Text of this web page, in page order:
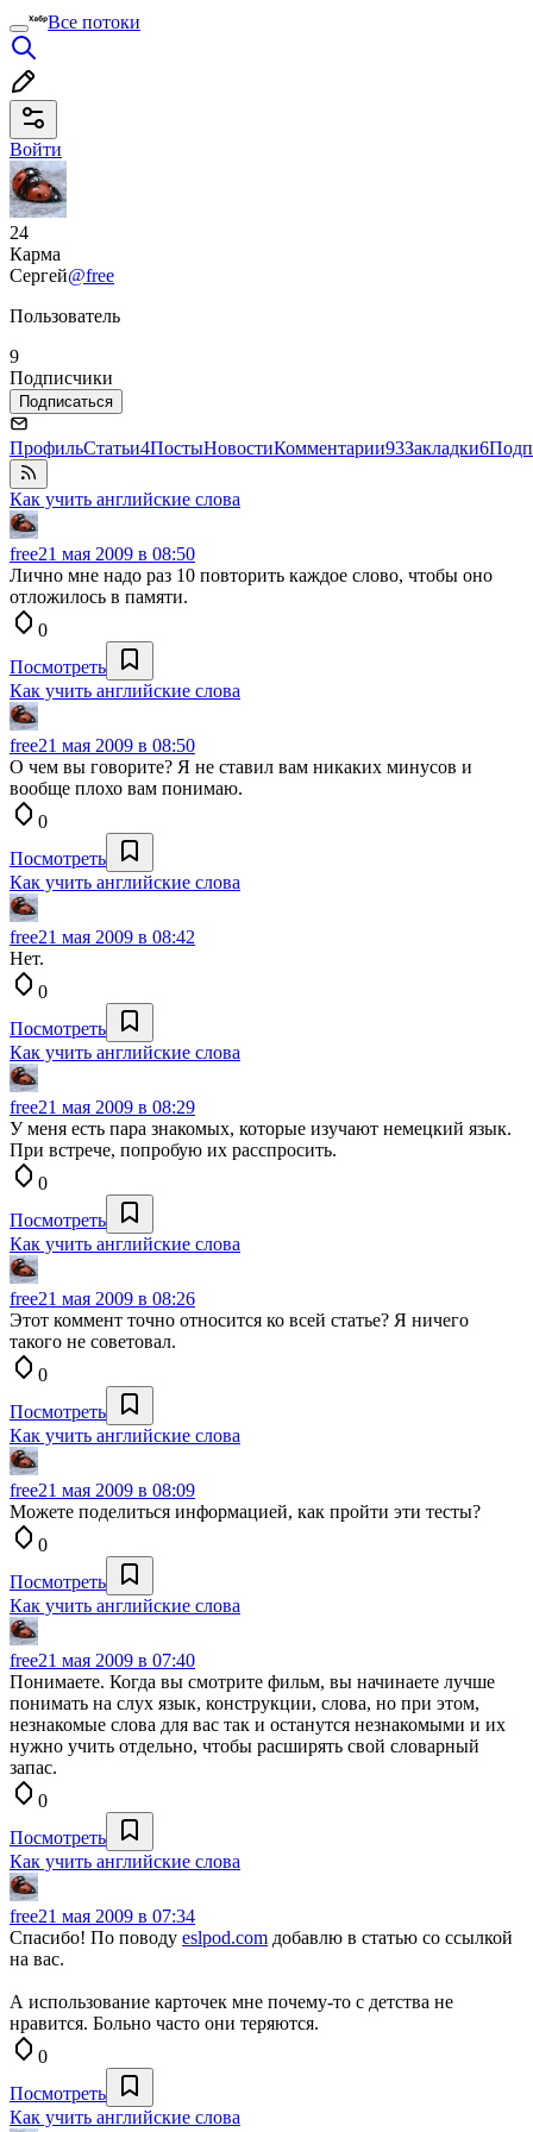
Все потоки
Войти
24
Карма
Сергей@free
Пользователь
9
Подписчики
Подписаться
ПрофильСтатьи4ПостыНовостиКомментарии93Закладки6
Как учить английские слова
free21 мая 2009 в 08:50
Лично мне надо раз 10 повторить каждое слово, чтобы оно
отложилось в памяти.
0
Посмотреть
Как учить английские слова
free21 мая 2009 в 08:50
О чем вы говорите? Я не ставил вам никаких минусов и
вообще плохо вам понимаю.
0
Посмотреть
Как учить английские слова
free21 мая 2009 в 08:42
Нет.
0
Посмотреть
Как учить английские слова
free21 мая 2009 в 08:29
У меня есть пара знакомых, которые изучают немецкий язык.
При встрече, попробую их расспросить.
0
Посмотреть
Как учить английские слова
free21 мая 2009 в 08:26
Этот коммент точно относится ко всей статье? Я ничего
такого не советовал.
0
Посмотреть
Как учить английские слова
free21 мая 2009 в 08:09
Можете поделиться информацией, как пройти эти тесты?
0
Посмотреть
Как учить английские слова
free21 мая 2009 в 07:40
Понимаете. Когда вы смотрите фильм, вы начинаете лучше
понимать на слух язык, конструкции, слова, но при этом,
незнакомые слова для вас так и останутся незнакомыми и их
нужно учить отдельно, чтобы расширять свой словарный
запас.
0
Посмотреть
Как учить английские слова
free21 мая 2009 в 07:34
Спасибо! По поводу eslpod.com добавлю в статью со ссылкой
на вас.
А использование карточек мне почему-то с детства не
нравится. Больно часто они теряются.
0
Посмотреть
Как учить английские слова